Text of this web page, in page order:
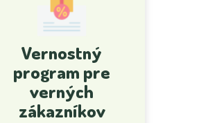
Vernostný
program pre
verných
zákazníkov